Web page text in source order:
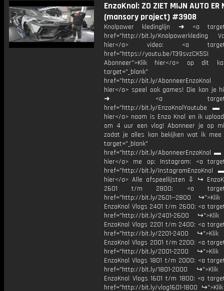
EnzoKnol: ZO ZIET MIJN AUTO ER
(mansory project) #3908
Knolpower kledinglijn ➜ <a
href="http://bit.ly/Knolpowerkleding
hier</a> video: <a
href="https://youtu.be/T39svzCK5SI
Abonneer">Klik hier</a> op dit
target="_blank"
href="http://bit.ly/
hier</a> speel ook games! Die kan je
➜ <a
href="http://bit.ly/EnzoKnolYoutube ▬
hier</a> naam is Enzo Knol en ik
om 4 uur een vlog! Abonneer je op
zodat je alles kan bekijken wat ik mee
target="_blank"
href="http://bit.ly/AbonneerEnzoKnol ▬
hier</a> me op: Instagram: <a
href="http://bit.ly/InstagramEnzoKnol
hier</a> Alle afspeellijsten ⇩ ↪
2601 t/m 2800: <a
href="http://bit.ly/2601--2800
EnzoKnol Vlogs 2401 t/m 2600: <a
href="http://bit.ly/2401-2600 ↪">Klik
EnzoKnol Vlogs 2201 t/m 2400: <a
href="http://bit.ly/2201-2400 ↪">Klik
EnzoKnol Vlogs 2001 t/m 2200: <a
href="http://bit.ly/2001-2200 ↪">Klik
EnzoKnol Vlogs 1801 t/m 2000: <a
href="http://bit.ly/1801-2000 ↪">Klik
EnzoKnol Vlogs 1601 t/m 1800: <a
href="http://bit.ly/vlog1601-1800